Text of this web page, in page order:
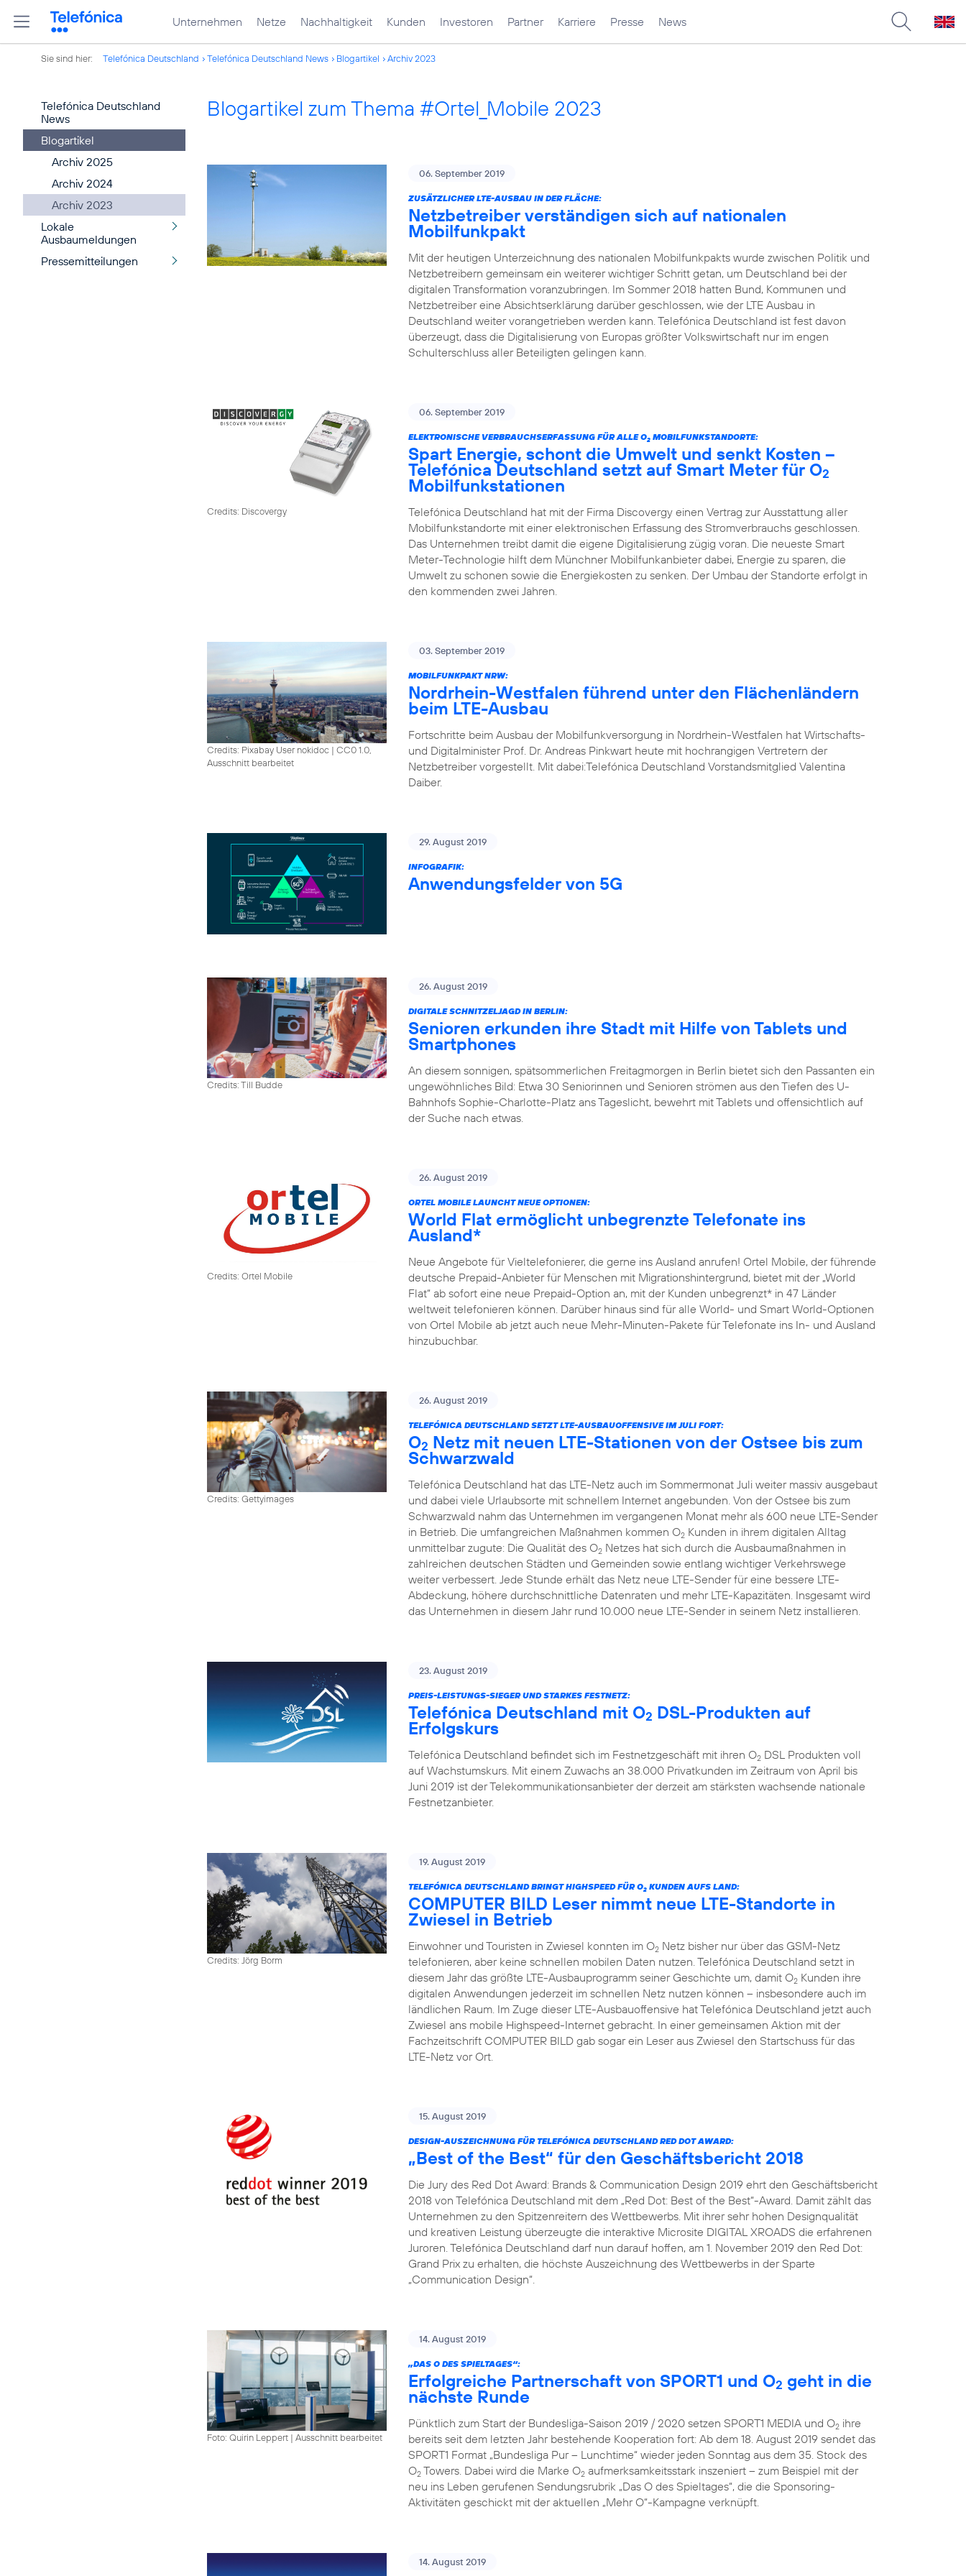
Unternehmen Netze Nachhaltigkeit Kunden Investoren Partner Karriere Presse News
Sie sind hier: Telefónica Deutschland Telefónica Deutschland News Blogartikel Archiv 2023
Telefónica Deutschland
News
Blogartikel
Archiv 2025
Archiv 2024
Archiv 2023
Lokale
Ausbaumeldungen
Pressemitteilungen
Blogartikel zum Thema #Ortel_Mobile 2023
06. September 2019
ZUSÄTZLICHER LTE-AUSBAU IN DER FLÄCHE:
Netzbetreiber verständigen sich auf nationalen
Mobilfunkpakt
Mit der heutigen Unterzeichnung des nationalen Mobilfunkpakts wurde zwischen Politik und
Netzbetreibern gemeinsam ein weiterer wichtiger Schritt getan, um Deutschland bei der
digitalen Transformation voranzubringen. Im Sommer 2018 hatten Bund, Kommunen und
Netzbetreiber eine Absichtserklärung darüber geschlossen, wie der LTE Ausbau in
Deutschland weiter vorangetrieben werden kann. Telefónica Deutschland ist fest davon
überzeugt, dass die Digitalisierung von Europas größter Volkswirtschaft nur im engen
Schulterschluss aller Beteiligten gelingen kann.
Credits: Discovergy
06. September 2019
ELEKTRONISCHE VERBRAUCHSERFASSUNG FÜR ALLE O2 MOBILFUNKSTANDORTE:
Spart Energie, schont die Umwelt und senkt Kosten –
Telefónica Deutschland setzt auf Smart Meter für O2
Mobilfunkstationen
Telefónica Deutschland hat mit der Firma Discovergy einen Vertrag zur Ausstattung aller
Mobilfunkstandorte mit einer elektronischen Erfassung des Stromverbrauchs geschlossen.
Das Unternehmen treibt damit die eigene Digitalisierung zügig voran. Die neueste Smart
Meter-Technologie hilft dem Münchner Mobilfunkanbieter dabei, Energie zu sparen, die
Umwelt zu schonen sowie die Energiekosten zu senken. Der Umbau der Standorte erfolgt in
den kommenden zwei Jahren.
Credits: Pixabay User nokidoc | CC0 1.0,
Ausschnitt bearbeitet
03. September 2019
MOBILFUNKPAKT NRW:
Nordrhein-Westfalen führend unter den Flächenländern
beim LTE-Ausbau
Fortschritte beim Ausbau der Mobilfunkversorgung in Nordrhein-Westfalen hat Wirtschafts-
und Digitalminister Prof. Dr. Andreas Pinkwart heute mit hochrangigen Vertretern der
Netzbetreiber vorgestellt. Mit dabei:Telefónica Deutschland Vorstandsmitglied Valentina
Daiber.
29. August 2019
INFOGRAFIK:
Anwendungsfelder von 5G
Credits: Till Budde
26. August 2019
DIGITALE SCHNITZELJAGD IN BERLIN:
Senioren erkunden ihre Stadt mit Hilfe von Tablets und
Smartphones
An diesem sonnigen, spätsommerlichen Freitagmorgen in Berlin bietet sich den Passanten ein
ungewöhnliches Bild: Etwa 30 Seniorinnen und Senioren strömen aus den Tiefen des U-
Bahnhofs Sophie-Charlotte-Platz ans Tageslicht, bewehrt mit Tablets und offensichtlich auf
der Suche nach etwas.
Credits: Ortel Mobile
26. August 2019
ORTEL MOBILE LAUNCHT NEUE OPTIONEN:
World Flat ermöglicht unbegrenzte Telefonate ins
Ausland*
Neue Angebote für Vieltelefonierer, die gerne ins Ausland anrufen! Ortel Mobile, der führende
deutsche Prepaid-Anbieter für Menschen mit Migrationshintergrund, bietet mit der „World
Flat“ ab sofort eine neue Prepaid-Option an, mit der Kunden unbegrenzt* in 47 Länder
weltweit telefonieren können. Darüber hinaus sind für alle World- und Smart World-Optionen
von Ortel Mobile ab jetzt auch neue Mehr-Minuten-Pakete für Telefonate ins In- und Ausland
hinzubuchbar.
Credits: Gettyimages
26. August 2019
TELEFÓNICA DEUTSCHLAND SETZT LTE-AUSBAUOFFENSIVE IM JULI FORT:
O2 Netz mit neuen LTE-Stationen von der Ostsee bis zum
Schwarzwald
Telefónica Deutschland hat das LTE-Netz auch im Sommermonat Juli weiter massiv ausgebaut
und dabei viele Urlaubsorte mit schnellem Internet angebunden. Von der Ostsee bis zum
Schwarzwald nahm das Unternehmen im vergangenen Monat mehr als 600 neue LTE-Sender
in Betrieb. Die umfangreichen Maßnahmen kommen O2 Kunden in ihrem digitalen Alltag
unmittelbar zugute: Die Qualität des O2 Netzes hat sich durch die Ausbaumaßnahmen in
zahlreichen deutschen Städten und Gemeinden sowie entlang wichtiger Verkehrswege
weiter verbessert. Jede Stunde erhält das Netz neue LTE-Sender für eine bessere LTE-
Abdeckung, höhere durchschnittliche Datenraten und mehr LTE-Kapazitäten. Insgesamt wird
das Unternehmen in diesem Jahr rund 10.000 neue LTE-Sender in seinem Netz installieren.
23. August 2019
PREIS-LEISTUNGS-SIEGER UND STARKES FESTNETZ:
Telefónica Deutschland mit O2 DSL-Produkten auf
Erfolgskurs
Telefónica Deutschland befindet sich im Festnetzgeschäft mit ihren O2 DSL Produkten voll
auf Wachstumskurs. Mit einem Zuwachs an 38.000 Privatkunden im Zeitraum von April bis
Juni 2019 ist der Telekommunikationsanbieter der derzeit am stärksten wachsende nationale
Festnetzanbieter.
Credits: Jörg Borm
19. August 2019
TELEFÓNICA DEUTSCHLAND BRINGT HIGHSPEED FÜR O2 KUNDEN AUFS LAND:
COMPUTER BILD Leser nimmt neue LTE-Standorte in
Zwiesel in Betrieb
Einwohner und Touristen in Zwiesel konnten im O2 Netz bisher nur über das GSM-Netz
telefonieren, aber keine schnellen mobilen Daten nutzen. Telefónica Deutschland setzt in
diesem Jahr das größte LTE-Ausbauprogramm seiner Geschichte um, damit O2 Kunden ihre
digitalen Anwendungen jederzeit im schnellen Netz nutzen können – insbesondere auch im
ländlichen Raum. Im Zuge dieser LTE-Ausbauoffensive hat Telefónica Deutschland jetzt auch
Zwiesel ans mobile Highspeed-Internet gebracht. In einer gemeinsamen Aktion mit der
Fachzeitschrift COMPUTER BILD gab sogar ein Leser aus Zwiesel den Startschuss für das
LTE-Netz vor Ort.
15. August 2019
DESIGN-AUSZEICHNUNG FÜR TELEFÓNICA DEUTSCHLAND RED DOT AWARD:
„Best of the Best“ für den Geschäftsbericht 2018
Die Jury des Red Dot Award: Brands & Communication Design 2019 ehrt den Geschäftsbericht
2018 von Telefónica Deutschland mit dem „Red Dot: Best of the Best“-Award. Damit zählt das
Unternehmen zu den Spitzenreitern des Wettbewerbs. Mit ihrer sehr hohen Designqualität
und kreativen Leistung überzeugte die interaktive Microsite DIGITAL XROADS die erfahrenen
Juroren. Telefónica Deutschland darf nun darauf hoffen, am 1. November 2019 den Red Dot:
Grand Prix zu erhalten, die höchste Auszeichnung des Wettbewerbs in der Sparte
„Communication Design“.
Foto: Quirin Leppert | Ausschnitt bearbeitet
14. August 2019
„DAS O DES SPIELTAGES“:
Erfolgreiche Partnerschaft von SPORT1 und O2 geht in die
nächste Runde
Pünktlich zum Start der Bundesliga-Saison 2019 / 2020 setzen SPORT1 MEDIA und O2 ihre
bereits seit dem letzten Jahr bestehende Kooperation fort: Ab dem 18. August 2019 sendet das
SPORT1 Format „Bundesliga Pur – Lunchtime“ wieder jeden Sonntag aus dem 35. Stock des
O2 Towers. Dabei wird die Marke O2 aufmerksamkeitsstark inszeniert – zum Beispiel mit der
neu ins Leben gerufenen Sendungsrubrik „Das O des Spieltages“, die die Sponsoring-
Aktivitäten geschickt mit der aktuellen „Mehr O“-Kampagne verknüpft.
14. August 2019